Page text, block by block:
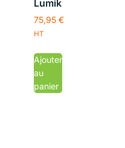
Lumik
75,95 €
HT
Ajouter
au
panier